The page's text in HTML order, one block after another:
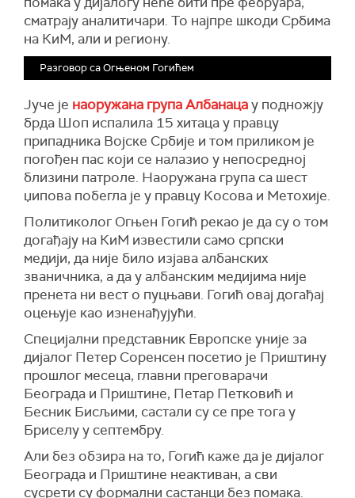
сматрају аналитичари. То најпре шкоди Србима
на КиМ, али и региону.
Разговор са Огњеном Гогићем
Јуче је наоружана група Албанацау подножју
брда Шоп испалила 15 хитаца у правцу
припадника Војске Србије и том приликом је
погођен пас који се налазио у непосредној
близини патроле. Наоружана група са шест
џипова побегла је у правцу Косова и Метохије.
Политиколог Огњен Гогић рекао је да су о том
догађају на КиМ известили само српски
медији, да није било изјава албанских
званичника, а да у албанским медијима није
пренета ни вест о пуцњави. Гогић овај догађај
оцењује као изненађујући.
Специјални представник Европске уније за
дијалог Петер Соренсен посетио је Приштину
прошлог месеца, главни преговарачи
Београда и Приштине, Петар Петковић и
Бесник Бисљими, састали су се пре тога у
Бриселу у септембру.
Али без обзира на то, Гогић каже да је дијалог
Београда и Приштине неактиван, а сви
сусрети су формални састанци без помака.